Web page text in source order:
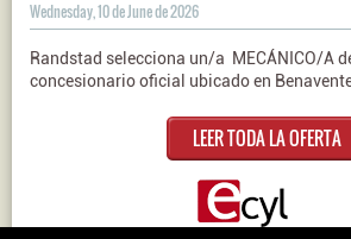
Wednesday, 10 de June de 2026
Randstad selecciona un/a MECÁNICO/A
concesionario oficial ubicado en
LEER TODA LA OFERTA